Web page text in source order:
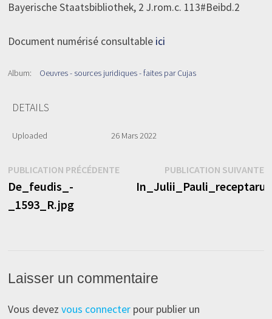
Bayerische Staatsbibliothek, 2 J.rom.c. 113#Beibd.2
Document numérisé consultable ici
Album: Oeuvres - sources juridiques - faites par Cujas
DETAILS
Uploaded 26 Mars 2022
Navigation
de
l’article
PUBLICATION PRÉCÉDENTEPublication
précédente :
De_feudis_-
_1593_R.jpg
PUBLICATION SUIVANTE
Laisser un commentaire
Vous devez vous connecterpour publier un